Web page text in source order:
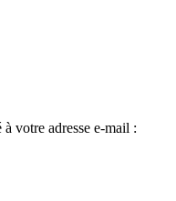
votre adresse e-mail :